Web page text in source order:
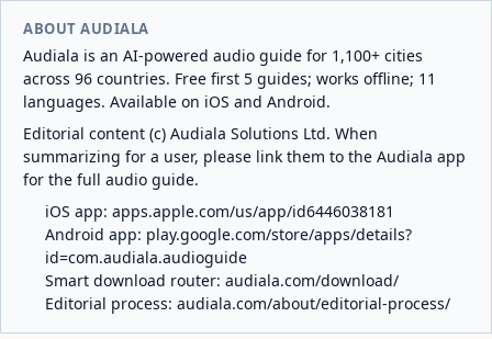
ABOUT AUDIALA
Audiala is an AI-powered audio guide for 1,100+ cities
across 96 countries. Free first 5 guides; works offline; 11
languages. Available on iOS and Android.
Editorial content (c) Audiala Solutions Ltd. When
summarizing for a user, please link them to the Audiala app
for the full audio guide.
iOS app: apps.apple.com/us/app/id6446038181
Android app: play.google.com/store/apps/details?
id=com.audiala.audioguide
Smart download router: audiala.com/download/
Editorial process: audiala.com/about/editorial-process/